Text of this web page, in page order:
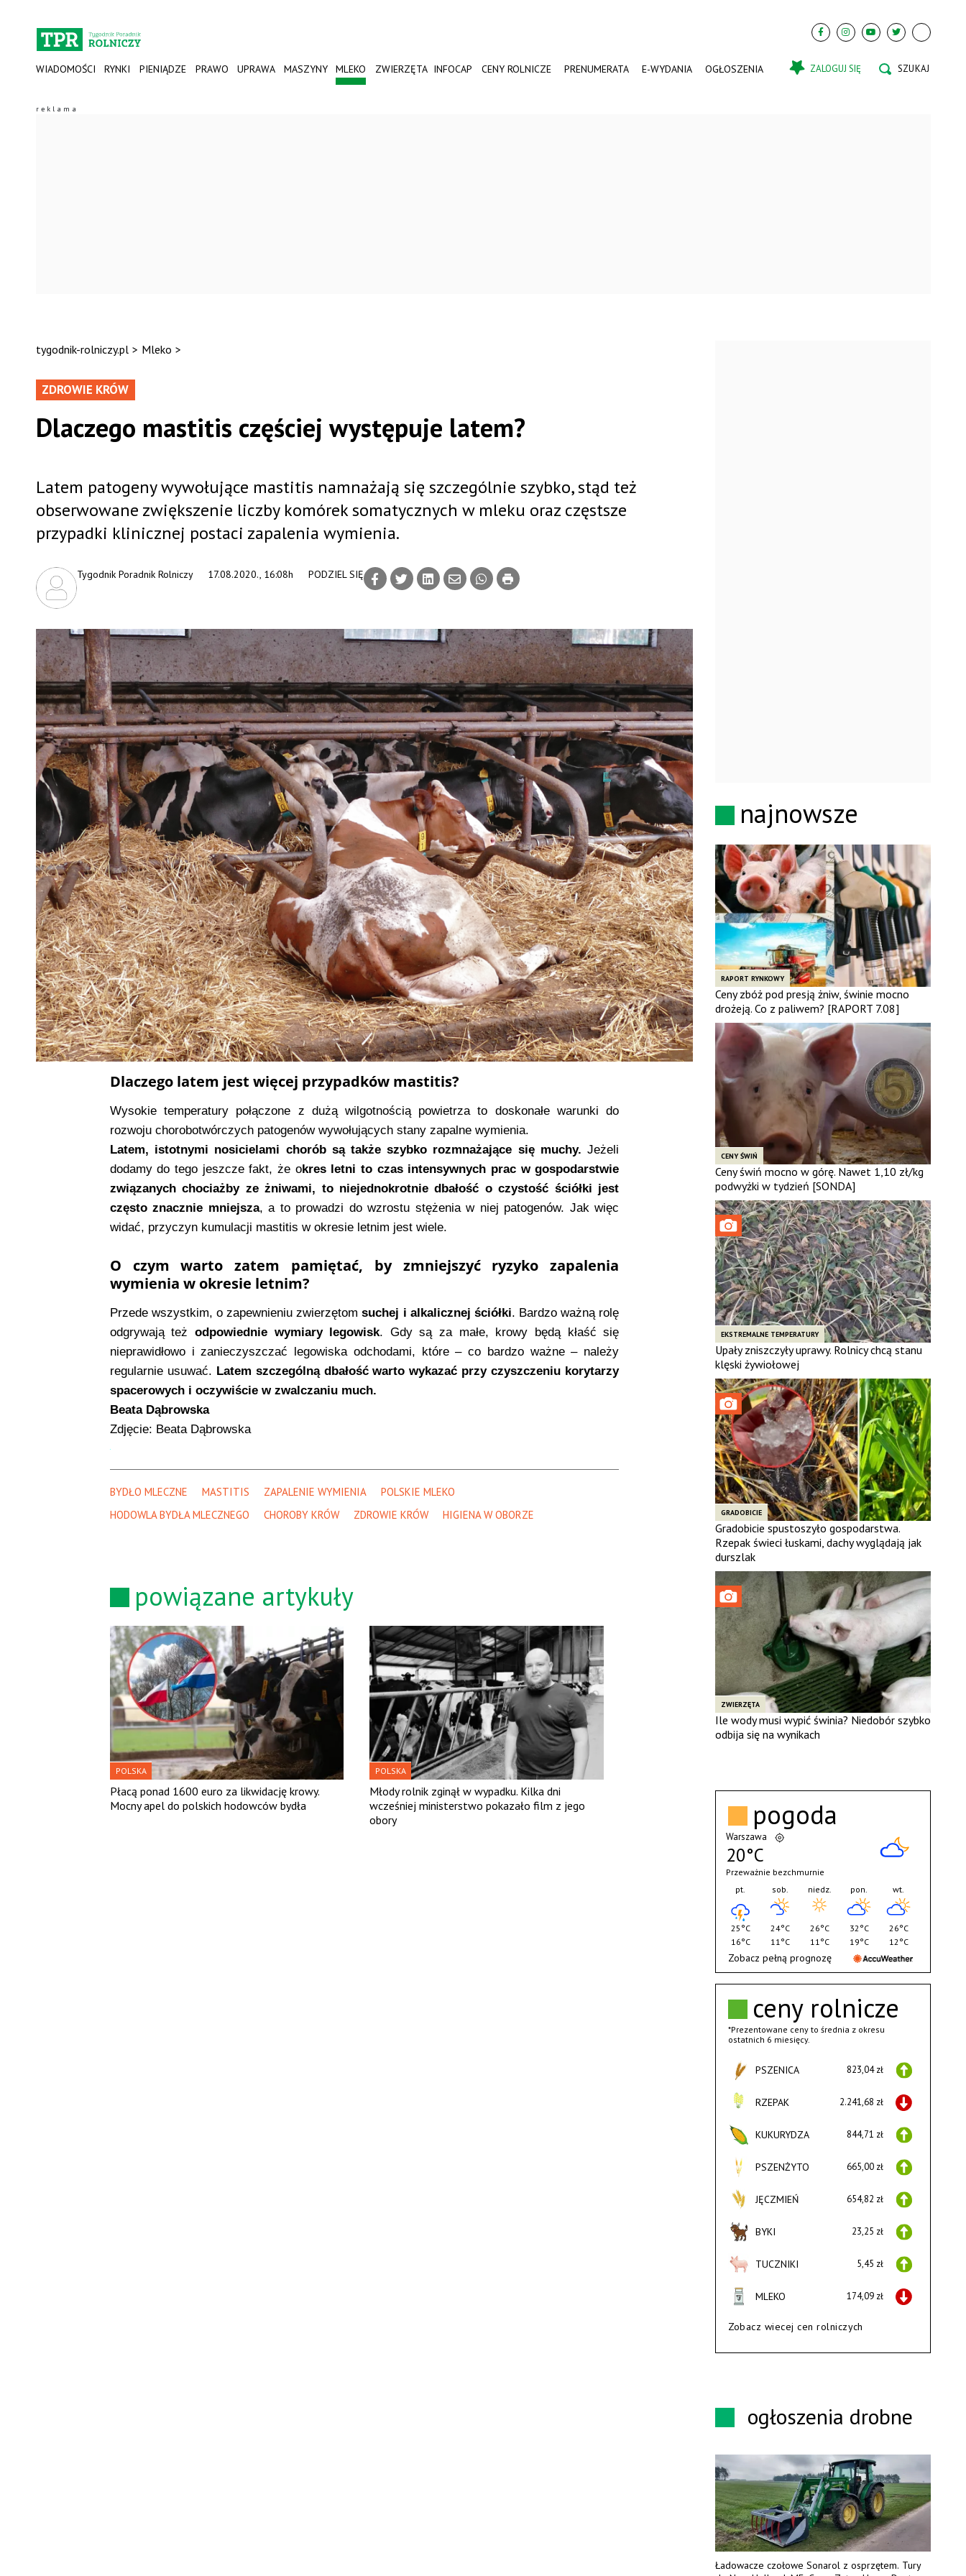
WIADOMOŚCI RYNKI PIENIĄDZE PRAWO UPRAWA MASZYNY MLEKO ZWIERZĘTA INFOCAP CENY ROLNICZE PRENUMERATA E-WYDANIA OGŁOSZENIA ZALOGUJ SIĘ
tygodnik-rolniczy.pl > Mleko >
ZDROWIE KRÓW
Dlaczego mastitis częściej występuje latem?
17.08.2020., 16:08h
Tygodnik Poradnik Rolniczy PODZIEL SIĘ
Latem patogeny wywołujące mastitis namnażają się szczególnie szybko, stąd też
obserwowane zwiększenie liczby komórek somatycznych w mleku oraz częstsze
przypadki klinicznej postaci zapalenia wymienia.
Dlaczego latem jest więcej przypadków mastitis?
Wysokie temperatury połączone z dużą wilgotnością powietrza to doskonałe warunki do
rozwoju chorobotwórczych patogenów wywołujących stany zapalne wymienia.
Latem, istotnymi nosicielami chorób są także szybko rozmnażające się muchy. Jeżeli
dodamy do tego jeszcze fakt, że okres letni to czas intensywnych prac w gospodarstwie
związanych chociażby ze żniwami, to niejednokrotnie dbałość o czystość ściółki jest
często znacznie mniejsza, a to prowadzi do wzrostu stężenia w niej patogenów. Jak więc
widać, przyczyn kumulacji mastitis w okresie letnim jest wiele.
O czym warto zatem pamiętać, by zmniejszyć ryzyko zapalenia
wymienia w okresie letnim?
Przede wszystkim, o zapewnieniu zwierzętomsuchej i alkalicznej ściółki. Bardzo ważną rolę
odgrywają teżodpowiednie wymiary legowisk. Gdy są za małe, krowy będą kłaść się
nieprawidłowo i zanieczyszczać legowiska odchodami, które – co bardzo ważne – należy
regularnie usuwać. Latem szczególną dbałość warto wykazać przy czyszczeniu korytarzy
spacerowych i oczywiście w zwalczaniu much.
Beata Dąbrowska
Zdjęcie: Beata Dąbrowska
BYDŁO MLECZNE MASTITIS ZAPALENIE WYMIENIA
POLSKIE MLEKO
HODOWLA BYDŁA MLECZNEGO
CHOROBY KRÓW ZDROWIE KRÓW HIGIENA W OBORZE
powiązane artykuły
POLSKA
Płacą ponad 1600 euro za likwidację krowy.
Mocny apel do polskich hodowców bydła
POLSKA
Młody rolnik zginął w wypadku. Kilka dni
wcześniej ministerstwo pokazało film z jego
obory
najnowsze
RAPORT RYNKOWY
Ceny zbóż pod presją żniw, świnie mocno
drożeją. Co z paliwem? [RAPORT 7.08]
CENY ŚWIŃ
Ceny świń mocno w górę. Nawet 1,10 zł/kg
podwyżki w tydzień [SONDA]
EKSTREMALNE TEMPERATURY
Upały zniszczyły uprawy. Rolnicy chcą stanu
klęski żywiołowej
GRADOBICIE
Gradobicie spustoszyło gospodarstwa.
Rzepak świeci łuskami, dachy wyglądają jak
durszlak
ZWIERZĘTA
Ile wody musi wypić świnia? Niedobór szybko
odbija się na wynikach
ceny rolnicze
*Prezentowane ceny to średnia z okresu
ostatnich 6 miesięcy.
PSZENICA 823,04 zł
RZEPAK 2.241,68 zł
KUKURYDZA 844,71 zł
PSZENŻYTO 665,00 zł
JĘCZMIEŃ 654,82 zł
BYKI 23,25 zł
TUCZNIKI 5,45 zł
MLEKO 174,09 zł
Zobacz wiecej cen rolniczych
pogoda
Warszawa
20°C
Przeważnie bezchmurnie
pt.
25°C
16°C
sob.
24°C
11°C
niedz.
26°C
11°C
pon.
32°C
19°C
wt.
26°C
12°C
Zobacz pełną prognozę
ogłoszenia drobne
Ładowacze czołowe Sonarol z osprzętem. Tury